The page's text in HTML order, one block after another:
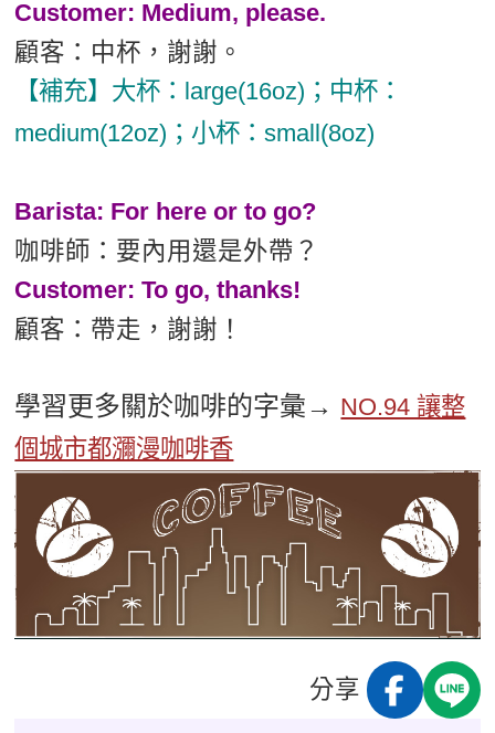
Customer: Medium, please.
顧客：中杯，謝謝。
【補充】大杯：large(16oz)；中杯：
medium(12oz)；小杯：small(8oz)
Barista: For here or to go?
咖啡師：要內用還是外帶？
Customer: To go, thanks!
顧客：帶走，謝謝！
學習更多關於咖啡的字彙→ NO.94 讓整
個城市都瀰漫咖啡香
分享